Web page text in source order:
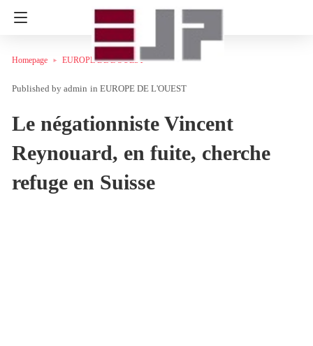
Homepage EUROPE DE L'OUEST
admin in EUROPE DE L'OUEST
Le négationniste Vincent
Reynouard, en fuite, cherche
refuge en Suisse